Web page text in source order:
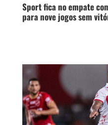
Sport fica no empate
para nove jogos sem